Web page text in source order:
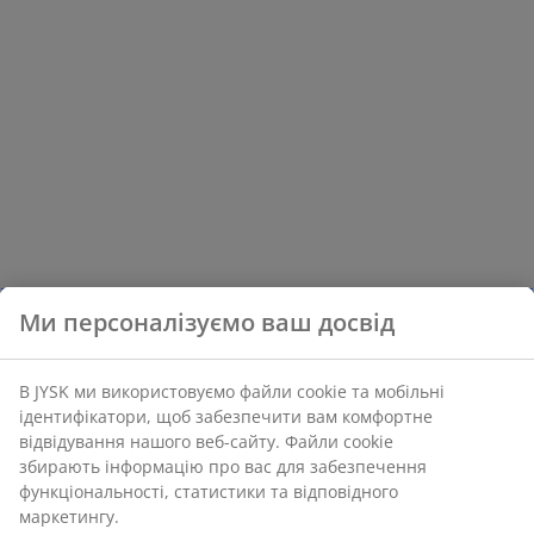
Ми персоналізуємо ваш досвід
В JYSK ми використовуємо файли cookie та мобільні
ідентифікатори, щоб забезпечити вам комфортне
відвідування нашого веб-сайту. Файли cookie
збирають інформацію про вас для забезпечення
функціональності, статистики та відповідного
маркетингу.